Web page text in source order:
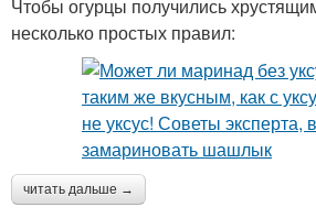
Чтобы огурцы получились
несколько простых правил:
читать дальше →